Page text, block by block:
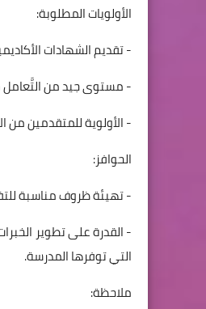
الأولويات المطلوبة:
- تقديم الشهادات
- مستوى جيد من التَّعامل
- الأولوية للمتقدمين من
الحوافز:
- تهيئة ظروف مناسبة
- القدرة على تطوير
التي توفرها المدرسة.
ملاحظة: